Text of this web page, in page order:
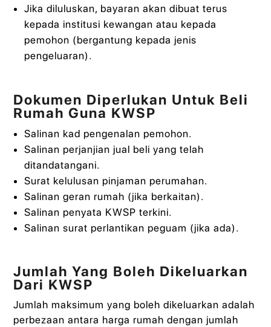
Jika diluluskan, bayaran akan dibuat terus
kepada institusi kewangan atau kepada
pemohon (bergantung kepada jenis
pengeluaran).
Dokumen Diperlukan Untuk Beli
Rumah Guna KWSP
Salinan kad pengenalan pemohon.
Salinan perjanjian jual beli yang telah
ditandatangani.
Surat kelulusan pinjaman perumahan.
Salinan geran rumah (jika berkaitan).
Salinan penyata KWSP terkini.
Salinan surat perlantikan peguam (jika ada).
Jumlah Yang Boleh Dikeluarkan
Dari KWSP
Jumlah maksimum yang boleh dikeluarkan adalah
perbezaan antara harga rumah dengan jumlah